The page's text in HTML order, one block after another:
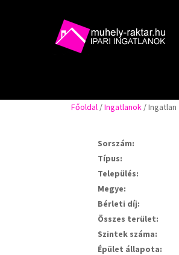
Főoldal /Ingatlanok /
Sorszám:
Típus:
Település:
Megye:
Bérleti díj:
Összes terület:
Szintek száma:
Épület állapota: